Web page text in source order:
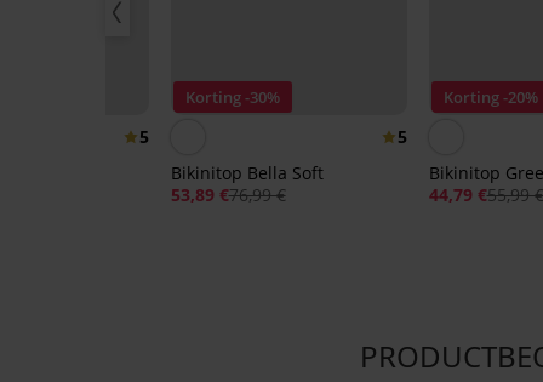
5
Korting -30%
5
Bikinitop Bella Soft
53,89 €76,99 €
Korting -20%
Bikinitop
44,79 €55,99 €